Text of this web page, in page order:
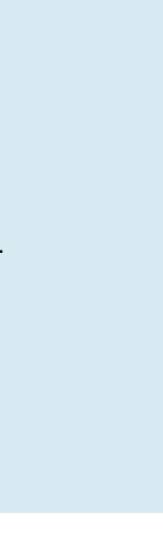
to Art. 53